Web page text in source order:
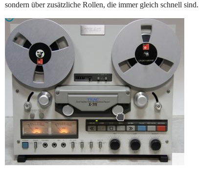
sondern über zusätzliche Rollen, die immer gleich schnell sind.